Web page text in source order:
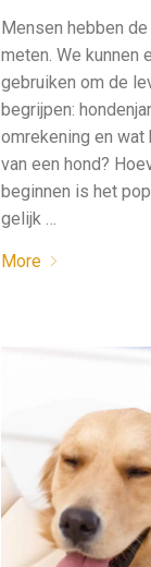
Mensen hebben
meten. We kunnen
gebruiken om de
begrijpen:
omrekening en
van een hond?
beginnen is het
gelijk …
More